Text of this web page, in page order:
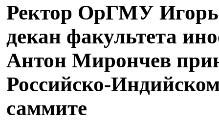
Ректор ОрГМУ
декан факультета
Антон Мирончев
Российско-
саммите